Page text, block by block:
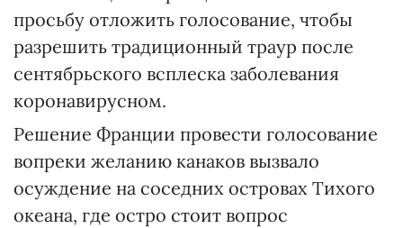
просьбу отложить голосование, чтобы
разрешить традиционный траур после
сентябрьского всплеска заболевания
коронавирусном.
Решение Франции провести голосование
вопреки желанию канаков вызвало
осуждение на соседних островах Тихого
океана, где остро стоит вопрос